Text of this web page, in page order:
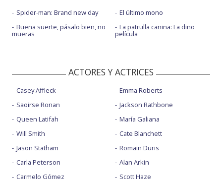
Spider-man: Brand new day
Buena suerte, pásalo bien, no
mueras
El último mono
La patrulla canina: La dino
película
ACTORES Y ACTRICES
Casey Affleck
Saoirse Ronan
Queen Latifah
Will Smith
Jason Statham
Carla Peterson
Carmelo Gómez
Emma Roberts
Jackson Rathbone
María Galiana
Cate Blanchett
Romain Duris
Alan Arkin
Scott Haze